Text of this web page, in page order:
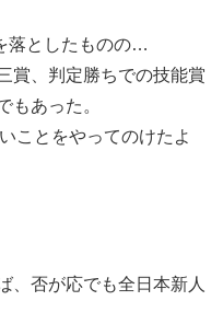
落としたものの…
賞、判定勝ちでの技能賞
もあった。
ことをやってのけたよ
、否が応でも全日本新人